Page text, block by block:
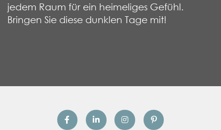
jedem Raum für ein heimeliges Gefühl.
Bringen Sie diese dunklen Tage mit!